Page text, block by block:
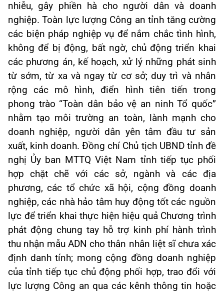
nhiễu, gây phiền hà cho người dân và doanh
nghiệp. Toàn lực lượng Công an tỉnh tăng cường
các biện pháp nghiệp vụ để nắm chắc tình hình,
không để bị động, bất ngờ, chủ động triển khai
các phương án, kế hoạch, xử lý những phát sinh
từ sớm, từ xa và ngay từ cơ sở; duy trì và nhân
rộng các mô hình, điển hình tiên tiến trong
phong trào “Toàn dân bảo vệ an ninh Tổ quốc”
nhằm tạo môi trường an toàn, lành mạnh cho
doanh nghiệp, người dân yên tâm đầu tư sản
xuất, kinh doanh. Đồng chí Chủ tịch UBND tỉnh đề
nghị Ủy ban MTTQ Việt Nam tỉnh tiếp tục phối
hợp chặt chẽ với các sở, ngành và các địa
phương, các tổ chức xã hội, cộng đồng doanh
nghiệp, các nhà hảo tâm huy động tốt các nguồn
lực để triển khai thực hiện hiệu quả Chương trình
phát động chung tay hỗ trợ kinh phí hành trình
thu nhận mẫu ADN cho thân nhân liệt sĩ chưa xác
định danh tính; mong cộng đồng doanh nghiệp
của tỉnh tiếp tục chủ động phối hợp, trao đổi với
lực lượng Công an qua các kênh thông tin hoặc